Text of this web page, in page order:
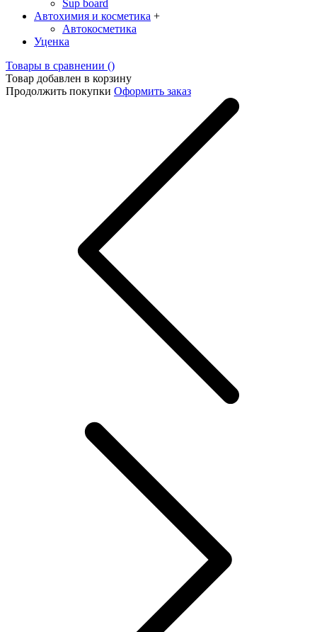
Sup board
Автохимия и косметика +
Автокосметика
Уценка
Товары в сравнении ()
Товар добавлен в корзину
Продолжить покупки Оформить заказ